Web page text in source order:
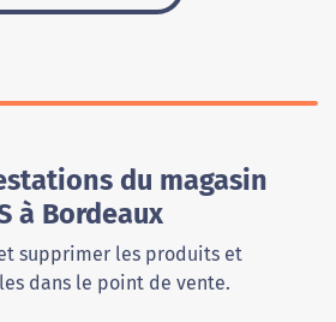
du magasin
à Bordeaux
supprimer les produits et
dans le point de vente.